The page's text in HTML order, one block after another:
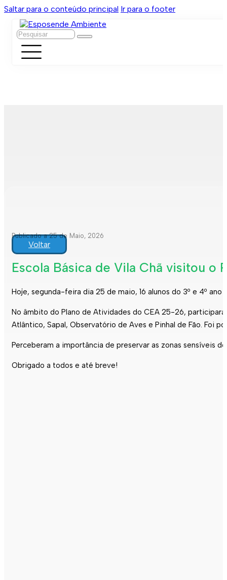
Saltar para o conteúdo principal Ir para o footer
Pesquisar
Publicado a 25 de Maio, 2026
Voltar
Escola Básica de Vila Chã visitou o
Hoje, segunda-feira dia 25 de maio, 16 alunos do 3º e 4º
No âmbito do Plano de Atividades do CEA 25-26,
Atlântico, Sapal, Observatório de Aves e Pinhal de Fão. Foi
Perceberam a importância de preservar as zonas sensíveis
Obrigado a todos e até breve!